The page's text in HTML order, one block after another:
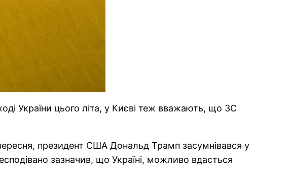
України цього літа, у Києві теж вважають, що ЗС
президент США Дональд Трамп засумнівався у
зазначив, що Україні, можливо вдасться